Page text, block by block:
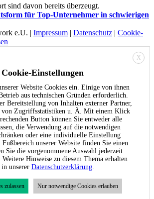
sind davon bereits überzeugt.
für Top-Unternehmer in schwierigen
e.U. | Impressum | Datenschutz | Cookie-
X
Cookie-Einstellungen
Website Cookies ein. Einige von ihnen
aus technischen Gründen erforderlich.
Bereitstellung von Inhalten externer Partner,
von Zugriffsstatistiken u. Ä. Mit einem Klick
Button können Sie entweder alle
die Verwendung auf die notwendigen
oder eine individuelle Einstellung
unserer Website finden Sie einen
Sie die vorgenommene Auswahl jederzeit
Weitere Hinweise zu diesem Thema erhalten
in unserer Datenschutzerklärung
zulassen Nur notwendige Cookies erlauben